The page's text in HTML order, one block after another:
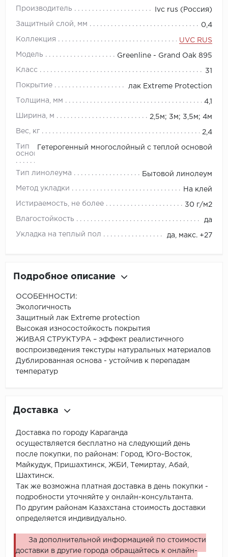
Производитель Ivc rus (Россия)
Защитный слой, мм 0,4
Коллекция UVC RUS
Модель Greenline - Grand Oak 895
Класс 31
Покрытие лак Extreme Protection
Толщина, мм 4,1
Ширина, м 2,5м; 3м; 3,5м; 4м
Вес, кг 2,4
Тип
основы
Гетерогенный многослойный с теплой основой
Тип линолеума Бытовой линолеум
Метод укладки На клей
Истираемость, не более 30 г/м2
Влагостойкость да
Укладка на теплый пол да, макс. +27
Подробное описание
ОСОБЕННОСТИ:
Экологичность
Защитный лак Extreme protection
Высокая износостойкость покрытия
ЖИВАЯ СТРУКТУРА – эффект реалистичного
воспроизведения текстуры натуральных материалов
Дублированная основа - устойчив к перепадам
температур
Доставка
Доставка по городу Караганда
осуществляется бесплатно на следующий день
после покупки, по районам: Город, Юго-Восток,
Майкудук, Пришахтинск, ЖБИ, Темиртау, Абай,
Шахтинск.
Так же возможна платная доставка в день покупки -
подробности уточняйте у онлайн-консультанта.
По другим районам Казахстана стоимость доставки
определяется индивидуально.
За дополнительной информацией по стоимости
доставки в другие города обращайтесь к онлайн-